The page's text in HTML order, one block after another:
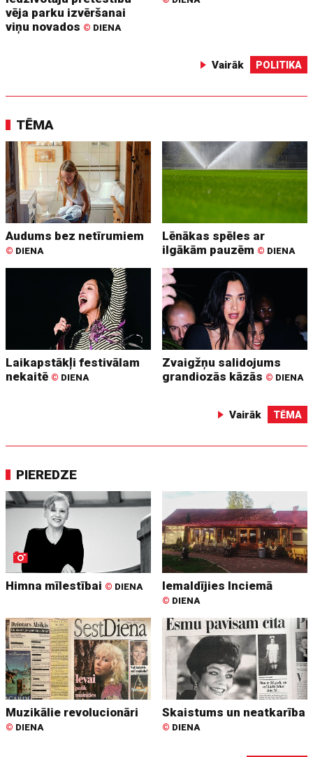
vēja parku izvēršanai
viņu novados © DIENA
Vairāk POLITIKA
TĒMA
Audums bez netīrumiem
© DIENA
Lēnākas spēles ar
ilgākām pauzēm © DIENA
Laikapstākļi festivālam
nekaitē © DIENA
Zvaigžņu salidojums
grandiozās kāzās © DIENA
Vairāk TĒMA
PIEREDZE
Himna mīlestībai © DIENA Iemaldījies Inciemā
© DIENA
Muzikālie revolucionāri
© DIENA
Skaistums un neatkarība
© DIENA